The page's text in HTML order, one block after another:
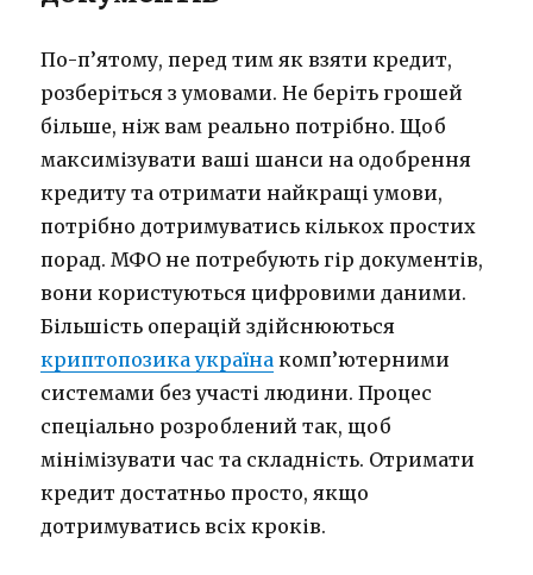
По-п’ятому, перед тим як взяти кредит,
розберіться з умовами. Не беріть грошей
більше, ніж вам реально потрібно. Щоб
максимізувати ваші шанси на одобрення
кредиту та отримати найкращі умови,
потрібно дотримуватись кількох простих
порад. МФО не потребують гір документів,
вони користуються цифровими даними.
Більшість операцій здійснюються
криптопозика україна комп’ютерними
системами без участі людини. Процес
спеціально розроблений так, щоб
мінімізувати час та складність. Отримати
кредит достатньо просто, якщо
дотримуватись всіх кроків.